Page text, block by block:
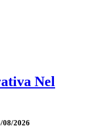
Nel
2026